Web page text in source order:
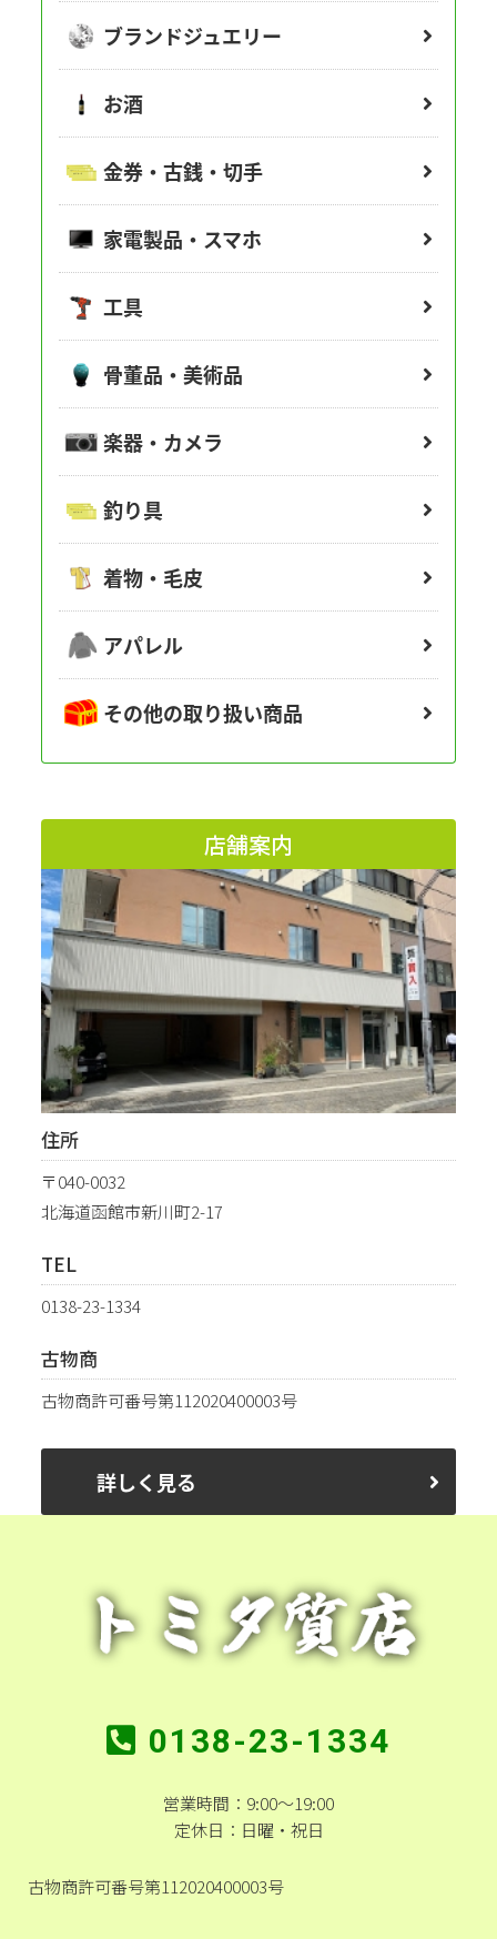
ブランドジュエリー
お酒
金券・古銭・切手
家電製品・スマホ
工具
骨董品・美術品
楽器・カメラ
釣り具
着物・毛皮
アパレル
その他の取り扱い商品
店舗案内
住所
〒040-0032
北海道函館市新川町2-17
TEL
0138-23-1334
古物商
古物商許可番号第112020400003号
詳しく見る
0138-23-1334
営業時間：9:00～19:00
定休日：日曜・祝日
古物商許可番号第112020400003号